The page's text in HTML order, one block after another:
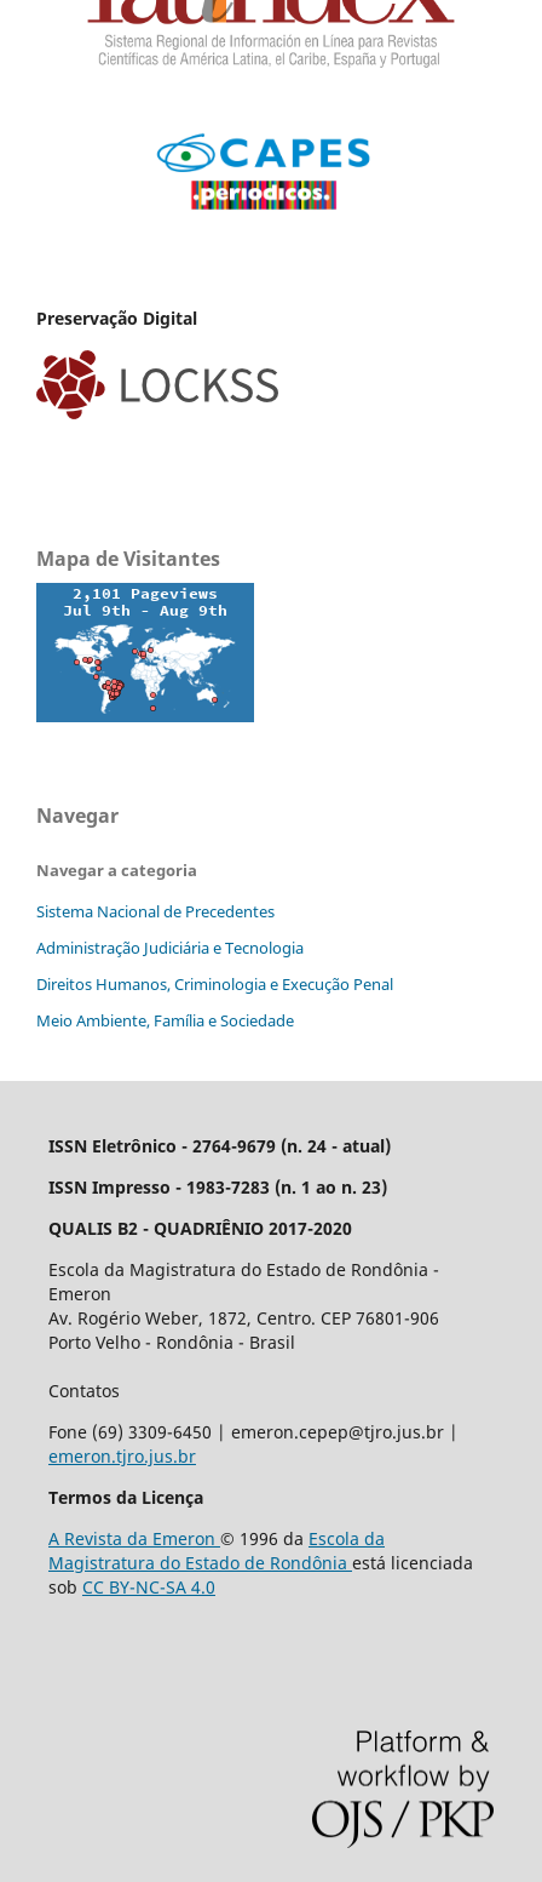
Preservação Digital
Mapa de Visitantes
Navegar
Navegar a categoria
Sistema Nacional de Precedentes
Administração Judiciária e Tecnologia
Direitos Humanos, Criminologia e Execução Penal
Meio Ambiente, Família e Sociedade
ISSN Eletrônico - 2764-9679 (n. 24 - atual)
ISSN Impresso - 1983-7283 (n. 1 ao n. 23)
QUALIS B2 - QUADRIÊNIO 2017-2020
Escola da Magistratura do Estado de Rondônia -
Emeron
Av. Rogério Weber, 1872, Centro. CEP 76801-906
Porto Velho - Rondônia - Brasil
Contatos
Fone (69) 3309-6450 | emeron.cepep@tjro.jus.br |
emeron.tjro.jus.br
Termos da Licença
A Revista da Emeron © 1996 da Escola da
Magistratura do Estado de Rondônia está licenciada
sob CC BY-NC-SA 4.0